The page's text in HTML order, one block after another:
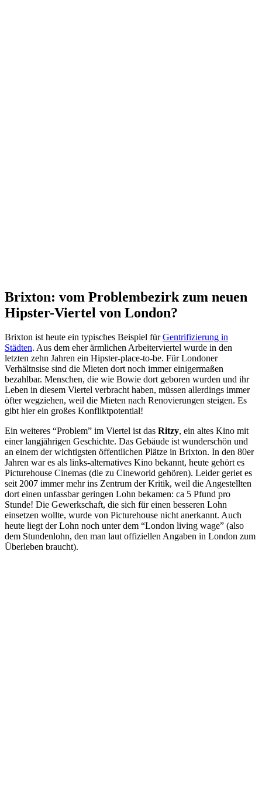
Brixton: vom Problembezirk zum neuen
Hipster-Viertel von London?
Brixton ist heute ein typisches Beispiel fürGentrifizierung in
Städten. Aus dem eher ärmlichen Arbeiterviertel wurde in den
letzten zehn Jahren ein Hipster-place-to-be. Für Londoner
Verhältnsise sind die Mieten dort noch immer einigermaßen
bezahlbar. Menschen, die wie Bowie dort geboren wurden und ihr
Leben in diesem Viertel verbracht haben, müssen allerdings immer
öfter wegziehen, weil die Mieten nach Renovierungen steigen. Es
gibt hier ein großes Konfliktpotential!
Ein weiteres “Problem” im Viertel ist das Ritzy, ein altes Kino mit
einer langjährigen Geschichte. Das Gebäude ist wunderschön und
an einem der wichtigsten öffentlichen Plätze in Brixton. In den 80er
Jahren war es als links-alternatives Kino bekannt, heute gehört es
Picturehouse Cinemas (die zu Cineworld gehören). Leider geriet es
seit 2007 immer mehr ins Zentrum der Kritik, weil die Angestellten
dort einen unfassbar geringen Lohn bekamen: ca 5 Pfund pro
Stunde! Die Gewerkschaft, die sich für einen besseren Lohn
einsetzen wollte, wurde von Picturehouse nicht anerkannt. Auch
heute liegt der Lohn noch unter dem “London living wage” (also
dem Stundenlohn, den man laut offiziellen Angaben in London zum
Überleben braucht).